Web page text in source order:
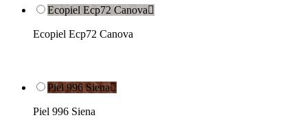
Ecopiel Ecp72 Canova
Ecopiel Ecp72 Canova
Piel 996 Siena
Piel 996 Siena